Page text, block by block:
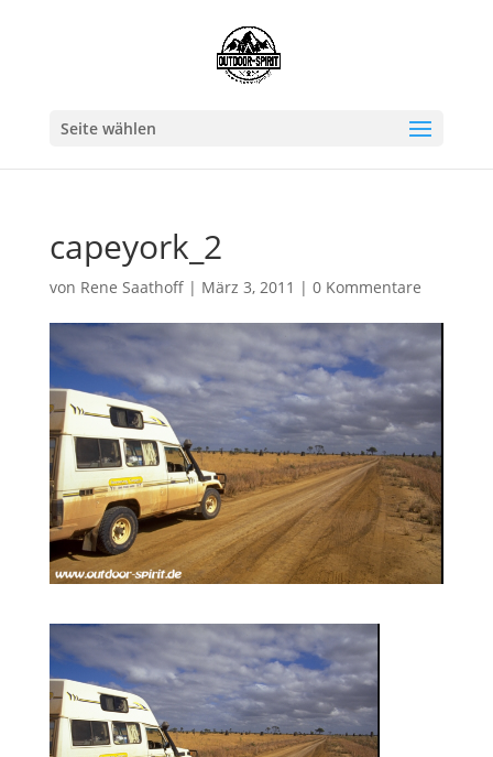
Seite wählen
capeyork_2
von Rene Saathoff| März 3, 2011 | 0 Kommentare